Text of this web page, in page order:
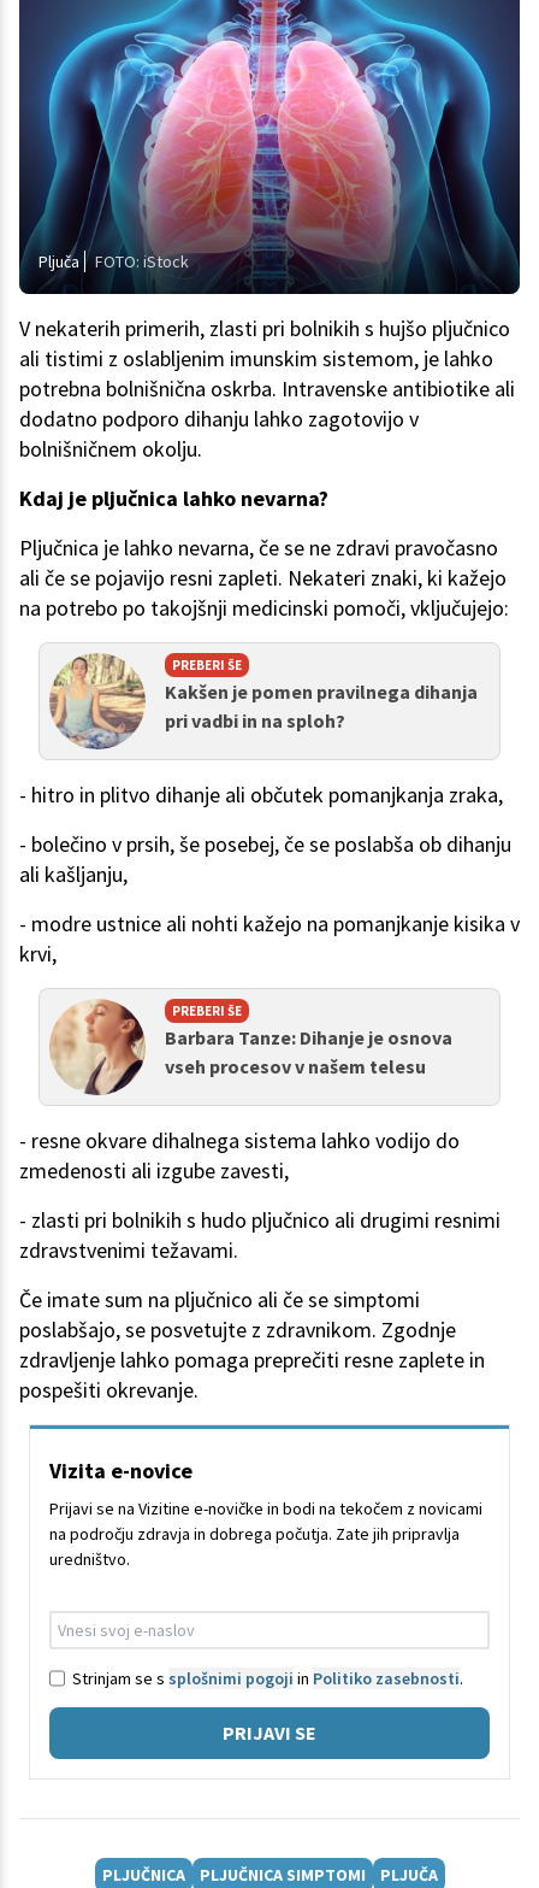
Pljuča FOTO: iStock
V nekaterih primerih, zlasti pri bolnikih s hujšo pljučnico
ali tistimi z oslabljenim imunskim sistemom, je lahko
potrebna bolnišnična oskrba. Intravenske antibiotike ali
dodatno podporo dihanju lahko zagotovijo v
bolnišničnem okolju.
Kdaj je pljučnica lahko nevarna?
Pljučnica je lahko nevarna, če se ne zdravi pravočasno
ali če se pojavijo resni zapleti. Nekateri znaki, ki kažejo
na potrebo po takojšnji medicinski pomoči, vključujejo:
PREBERI ŠE
Kakšen je pomen pravilnega dihanja
pri vadbi in na sploh?
- hitro in plitvo dihanje ali občutek pomanjkanja zraka,
- bolečino v prsih, še posebej, če se poslabša ob dihanju
ali kašljanju,
- modre ustnice ali nohti kažejo na pomanjkanje kisika v
krvi,
PREBERI ŠE
Barbara Tanze: Dihanje je osnova
vseh procesov v našem telesu
- resne okvare dihalnega sistema lahko vodijo do
zmedenosti ali izgube zavesti,
- zlasti pri bolnikih s hudo pljučnico ali drugimi resnimi
zdravstvenimi težavami.
Če imate sum na pljučnico ali če se simptomi
poslabšajo, se posvetujte z zdravnikom. Zgodnje
zdravljenje lahko pomaga preprečiti resne zaplete in
pospešiti okrevanje.
Vizita e-novice
Prijavi se na Vizitine e-novičke in bodi na tekočem z novicami
na področju zdravja in dobrega počutja. Zate jih pripravlja
uredništvo.
Strinjam se s splošnimi pogoji in Politiko zasebnosti.
PRIJAVI SE
PLJUČNICA PLJUČNICA SIMPTOMI PLJUČA